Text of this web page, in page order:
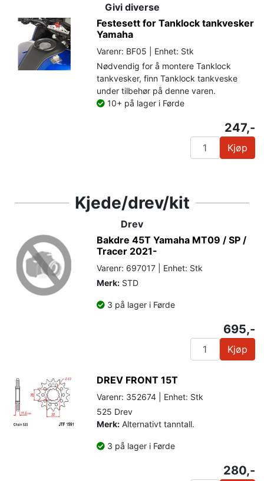
Givi diverse
Festesett for Tanklock tankvesker
Yamaha
Varenr: BF05 | Enhet: Stk
Nødvendig for å montere Tanklock
tankvesker, finn Tanklock tankveske
under tilbehør på denne varen.
10+ på lager i Førde
247,-
Kjøp
Kjede/drev/kit
Drev
Bakdre 45T Yamaha MT09 / SP /
Tracer 2021-
Varenr: 697017 | Enhet: Stk
Merk: STD
3 på lager i Førde
695,-
Kjøp
DREV FRONT 15T
Varenr: 352674 | Enhet: Stk
525 Drev
Merk: Alternativt tanntall.
3 på lager i Førde
280,-